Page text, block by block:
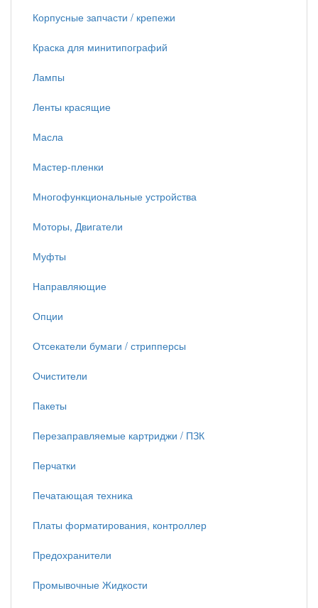
Корпусные запчасти / крепежи
Краска для минитипографий
Лампы
Ленты красящие
Масла
Мастер-пленки
Многофункциональные устройства
Моторы, Двигатели
Муфты
Направляющие
Опции
Отсекатели бумаги / стрипперсы
Очистители
Пакеты
Перезаправляемые картриджи / ПЗК
Перчатки
Печатающая техника
Платы форматирования, контроллер
Предохранители
Промывочные Жидкости